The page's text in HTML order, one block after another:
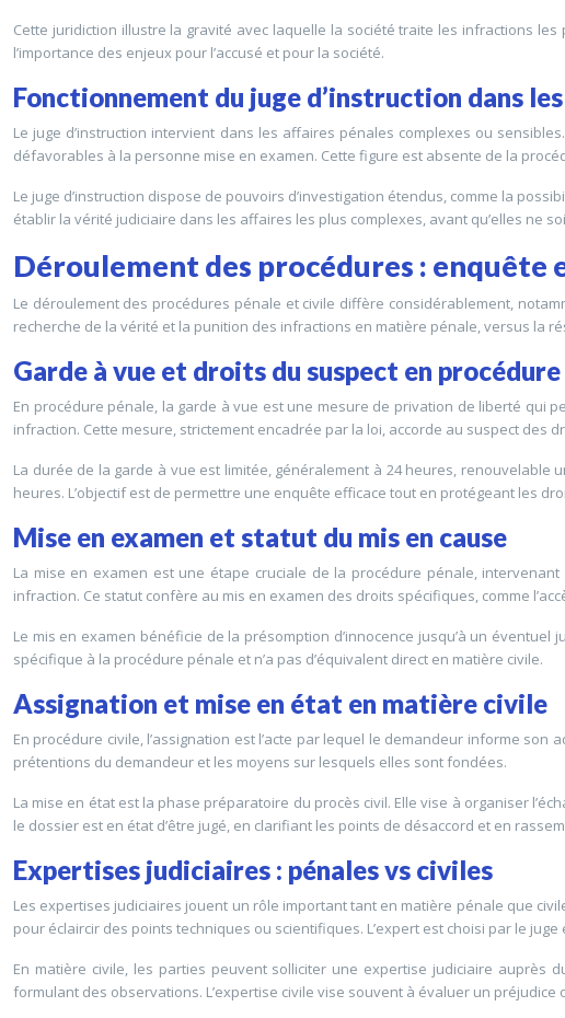
Cette juridiction illustre la gravité avec laquelle la société traite les infractions
l’importance des enjeux pour l’accusé et pour la société.
Fonctionnement du juge d’instruction dans
Le juge d’instruction intervient dans les affaires pénales complexes ou
défavorables à la personne mise en examen. Cette figure est absente de la
Le juge d’instruction dispose de pouvoirs d’investigation étendus, comme la
établir la vérité judiciaire dans les affaires les plus complexes, avant qu’elles ne
Déroulement des procédures :
Le déroulement des procédures pénale et civile diffère considérablement,
recherche de la vérité et la punition des infractions en matière pénale, versus la
Garde à vue et droits du suspect en
En procédure pénale, la garde à vue est une mesure de privation de liberté qui
infraction. Cette mesure, strictement encadrée par la loi, accorde au suspect des
La durée de la garde à vue est limitée, généralement à 24 heures,
heures. L’objectif est de permettre une enquête efficace tout en protégeant les
Mise en examen et statut du mis en cause
La mise en examen est une étape cruciale de la procédure pénale,
infraction. Ce statut confère au mis en examen des droits spécifiques, comme
Le mis en examen bénéficie de la présomption d’innocence jusqu’à un
spécifique à la procédure pénale et n’a pas d’équivalent direct en matière civile.
Assignation et mise en état en matière civile
En procédure civile, l’assignation est l’acte par lequel le demandeur informe
prétentions du demandeur et les moyens sur lesquels elles sont fondées.
La mise en état est la phase préparatoire du procès civil. Elle vise à organiser
le dossier est en état d’être jugé, en clarifiant les points de désaccord et en
Expertises judiciaires : pénales vs civiles
Les expertises judiciaires jouent un rôle important tant en matière pénale que
pour éclaircir des points techniques ou scientifiques. L’expert est choisi par le
En matière civile, les parties peuvent solliciter une expertise judiciaire auprès
formulant des observations. L’expertise civile vise souvent à évaluer un